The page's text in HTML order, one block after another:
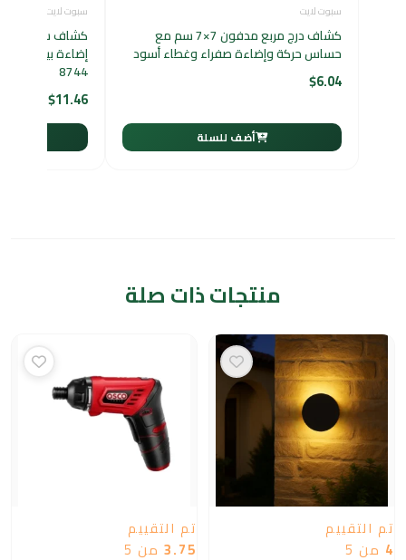
سبوت لايت
كشاف درج مربع مدفون 7×7 سم مع
حساس حركة وإضاءة صفراء وغطاء أسود
$6.04
أضف للسلة
سبوت لايت
كشاف سبوت
8744
$11.46
منتجات ذات صلة
تم التقييم
4 من 5
تم التقييم
3.75 من 5